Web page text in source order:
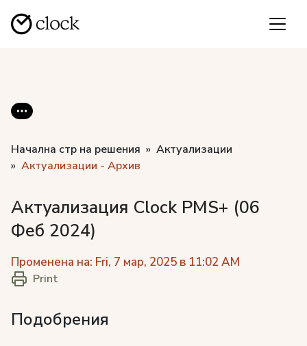
Начална стр на решения
Актуализации
Актуализации - Архив
Актуализация Clock PMS+ (06
Феб 2024)
Променена на: Fri, 7 мар, 2025 в 11:02 AM
Print
Подобрения